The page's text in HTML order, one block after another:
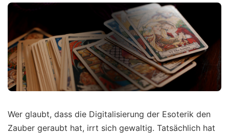
Wer glaubt, dass die Digitalisierung der Esoterik den
Zauber geraubt hat, irrt sich gewaltig. Tatsächlich hat